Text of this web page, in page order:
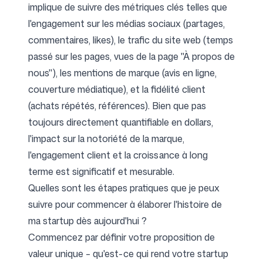
implique de suivre des métriques clés telles que
l'engagement sur les médias sociaux (partages,
commentaires, likes), le trafic du site web (temps
passé sur les pages, vues de la page "À propos de
nous"), les mentions de marque (avis en ligne,
couverture médiatique), et la fidélité client
(achats répétés, références). Bien que pas
toujours directement quantifiable en dollars,
l'impact sur la notoriété de la marque,
l'engagement client et la croissance à long
terme est significatif et mesurable.
Quelles sont les étapes pratiques que je peux
suivre pour commencer à élaborer l'histoire de
ma startup dès aujourd'hui ?
Commencez par définir votre proposition de
valeur unique – qu'est-ce qui rend votre startup